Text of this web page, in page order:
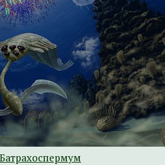
Батрахоспермум